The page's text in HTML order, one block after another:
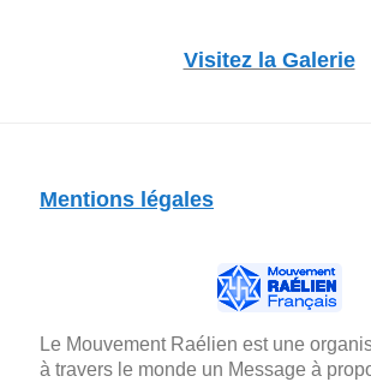
Visitez la Galerie
Mentions légales
Le Mouvement Raélien est une
à travers le monde un Message à